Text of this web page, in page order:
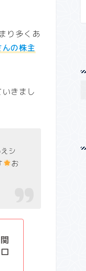
り多くあ
の株主
きまし
シ
お